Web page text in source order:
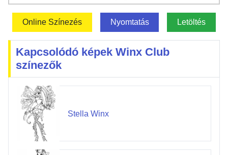
Online Színezés Nyomtatás Letöltés
Kapcsolódó képek Winx Club
színezők
Stella Winx